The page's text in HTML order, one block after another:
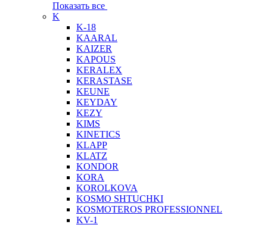
Показать все
K
K-18
KAARAL
KAIZER
KAPOUS
KERALEX
KERASTASE
KEUNE
KEYDAY
KEZY
KIMS
KINETICS
KLAPP
KLATZ
KONDOR
KORA
KOROLKOVA
KOSMO SHTUCHKI
KOSMOTEROS PROFESSIONNEL
KV-1